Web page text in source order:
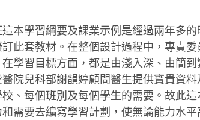
本學習綱要及課業示例是經過兩年多
此套教材。在整個設計過程中，專責
學習目標方面，都是由淺入深、由簡
院兒科部謝韻婷顧問醫生提供寶貴資
、每個班別及每個學生的需要。故此
需要去編寫學習計劃，使無論能力水